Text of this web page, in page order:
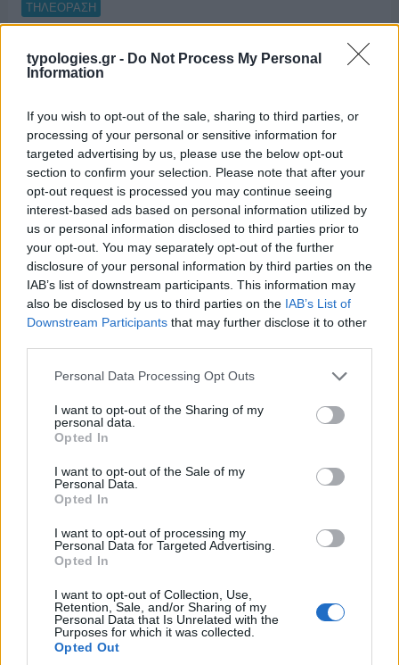
typologies.gr - Do Not Process My Personal
Information
If you wish to opt-out of the sale, sharing to third parties, or
processing of your personal or sensitive information for
targeted advertising by us, please use the below opt-out
section to confirm your selection. Please note that after your
opt-out request is processed you may continue seeing
interest-based ads based on personal information utilized by
us or personal information disclosed to third parties prior to
your opt-out. You may separately opt-out of the further
disclosure of your personal information by third parties on the
IAB’s list of downstream participants. This information may
also be disclosed by us to third parties on the IAB’s List of
Downstream Participants that may further disclose it to other
Please note that this website/app uses one or more Google
not limited to your visit or usage behaviour. You may click to
grant or deny consent to Google and its third-party tags to
use your data for below specified purposes in below Google
consent section.
Personal Data Processing Opt Outs
I want to opt-out of the Sharing of my
personal data.
Opted In
I want to opt-out of the Sale of my
Personal Data.
Opted In
I want to opt-out of processing my
Personal Data for Targeted Advertising.
Opted In
I want to opt-out of Collection, Use,
Retention, Sale, and/or Sharing of my
Personal Data that Is Unrelated with the
Purposes for which it was collected.
Opted Out
ΤΗΛΕΟΡΑΣΗ
ΑΘΑΝΑΣΙΟΣ
ΚΟΥΤΡΟΜΑΝΟΣ
Παρέμβαση Σκουρλέτη στον Attica TV
για τον ΣΥΡΙΖΑ
21/02/2020
‘’Δεν θα κριθεί το μέλλον του ΣYΡΙΖΑ και του χώρου μας και η
δημιουργία συνθηκών μίας νέας δυναμικής εάν θα είναι ο Α’ ή ο
τηλεοπτικό σταθμό Attica TV και στην εκπομπή Νetwork24 με
τους Βασίλη Ταλαμάγκα, Γιάννη Κορωναίο. "Θα κριθεί από όλα
αυτά από …Διαβάστε Περισσότερα...